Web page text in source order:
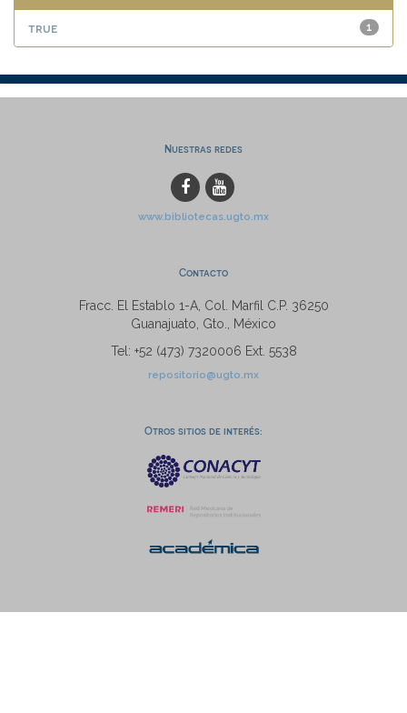
1
true
Nuestras redes
www.bibliotecas.ugto.mx
Contacto
Fracc. El Establo 1-A, Col. Marfil C.P. 36250
Guanajuato, Gto., México
Tel: +52 (473) 7320006 Ext. 5538
repositorio@ugto.mx
Otros sitios de interés: